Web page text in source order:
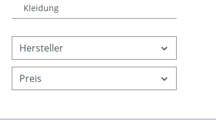
Kleidung
Hersteller
Preis